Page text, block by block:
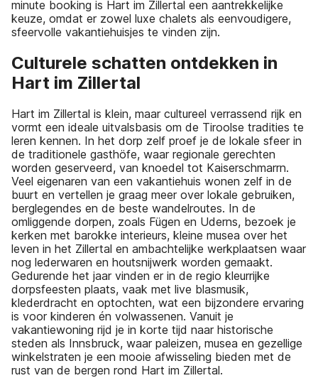
minute booking is Hart im Zillertal een aantrekkelijke
keuze, omdat er zowel luxe chalets als eenvoudigere,
sfeervolle vakantiehuisjes te vinden zijn.
Culturele schatten ontdekken in
Hart im Zillertal
Hart im Zillertal is klein, maar cultureel verrassend rijk en
vormt een ideale uitvalsbasis om de Tiroolse tradities te
leren kennen. In het dorp zelf proef je de lokale sfeer in
de traditionele gasthöfe, waar regionale gerechten
worden geserveerd, van knoedel tot Kaiserschmarrn.
Veel eigenaren van een vakantiehuis wonen zelf in de
buurt en vertellen je graag meer over lokale gebruiken,
berglegendes en de beste wandelroutes. In de
omliggende dorpen, zoals Fügen en Uderns, bezoek je
kerken met barokke interieurs, kleine musea over het
leven in het Zillertal en ambachtelijke werkplaatsen waar
nog lederwaren en houtsnijwerk worden gemaakt.
Gedurende het jaar vinden er in de regio kleurrijke
dorpsfeesten plaats, vaak met live blasmusik,
klederdracht en optochten, wat een bijzondere ervaring
is voor kinderen én volwassenen. Vanuit je
vakantiewoning rijd je in korte tijd naar historische
steden als Innsbruck, waar paleizen, musea en gezellige
winkelstraten je een mooie afwisseling bieden met de
rust van de bergen rond Hart im Zillertal.